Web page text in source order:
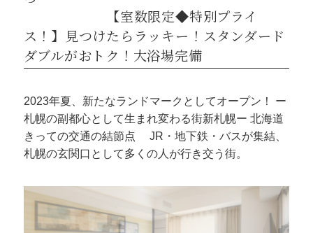
【室数限定◆特別プライ
ス！】見つけたらラッキー！スタンダード
ダブルがおトク！大浴場完備
2023年夏、新たなランドマークとしてオープン！ ー
札幌の副都心として生まれ変わる街新札幌ー 北海道
きっての交通の結節点 JR・地下鉄・バスが集結、
札幌の玄関口として多くの人が行き交う街。